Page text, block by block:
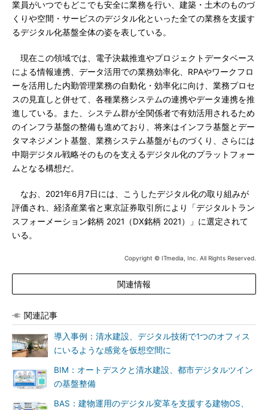
業員がいつでもどこでも安全に業務を行い、建築・土木のものづ
くりや空間・サービスのデジタル化といった全ての業務を支援す
るデジタル化基盤全体の姿を表している。
現在この領域では、電子決裁推進やプロジェクトデータベース
による情報連携、データ活用での業務効率化、RPAやワークフロ
ーを活用した内勤管理業務の自動化・効率化に向け、業務プロセ
スの見直しと併せて、各種業務システムの連携やデータ連携を推
進している。また、システム群が全関係者で有効活用されるため
のインフラ基盤の整備も進めており、将来はインフラ基盤とデー
タマネジメント基盤、業務システム基盤がものづくり、さらには
中期デジタル戦略そのものを支えるデジタル化のプラットフォー
ムとなる構想だ。
なお、2021年6月7日には、こうしたデジタル化の取り組みが
評価され、経済産業省と東京証券取引所により「デジタルトラン
スフォーメーション銘柄 2021（DX銘柄 2021）」に選定されて
いる。
Copyright © ITmedia, Inc. All Rights Reserved.
関連情報
関連記事
導入事例：清水建設、デジタル技術で1つのオフィス
にいるような感覚を仮想空間に
BIM：オートデスクと清水建設、都市デジタルツイン
の基盤整備
BAS：建物運用のデジタル変革を支援する建物OS、